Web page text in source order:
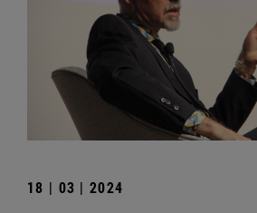
18 | 03 | 2024